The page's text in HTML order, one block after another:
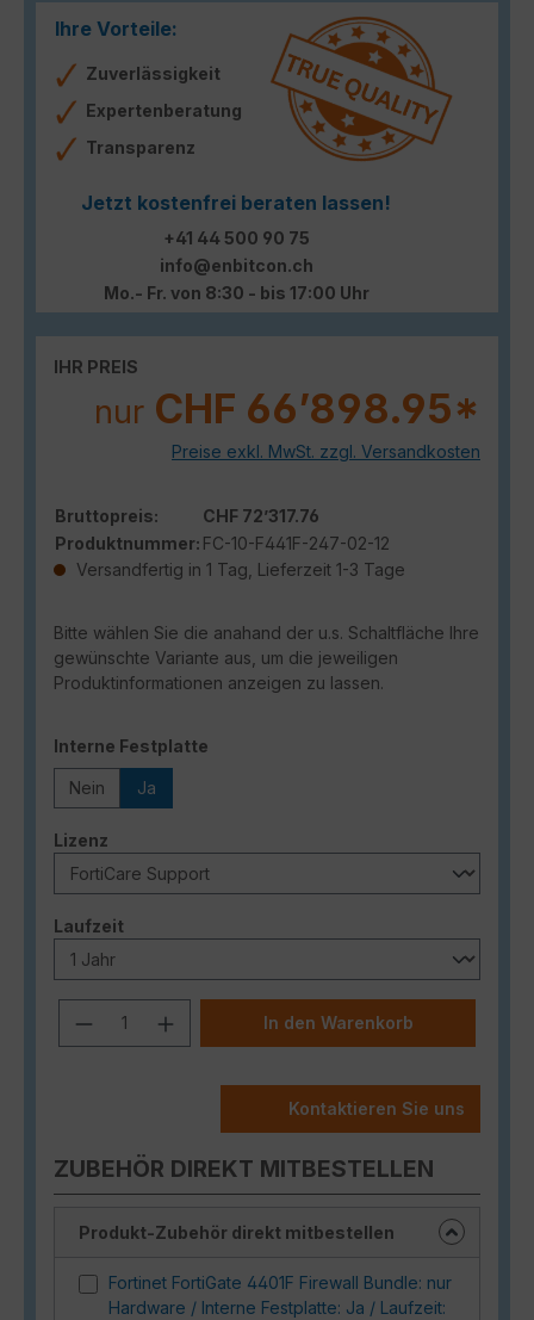
Ihre Vorteile:
Zuverlässigkeit
Expertenberatung
Transparenz
Jetzt kostenfrei beraten lassen!
+41 44 500 90 75
info@enbitcon.ch
Mo.- Fr. von 8:30 - bis 17:00 Uhr
IHR PREIS
nur CHF 66’898.95*
Preise exkl. MwSt. zzgl. Versandkosten
Bruttopreis:
CHF 72’317.76
Produktnummer: FC-10-F441F-247-02-12
Versandfertig in 1 Tag, Lieferzeit 1-3 Tage
Bitte wählen Sie die anahand der u.s. Schaltfläche Ihre
gewünschte Variante aus, um die jeweiligen
Produktinformationen anzeigen zu lassen.
Interne Festplatte
Nein Ja
Lizenz
Laufzeitauswählen
Produkt Anzahl: Gib den
In den Warenkorb
Kontaktieren Sie uns
ZUBEHÖR DIREKT MITBESTELLEN
Produkt-Zubehör direkt mitbestellen
Fortinet FortiGate 4401F Firewall Bundle: nur
Hardware / Interne Festplatte: Ja / Laufzeit: